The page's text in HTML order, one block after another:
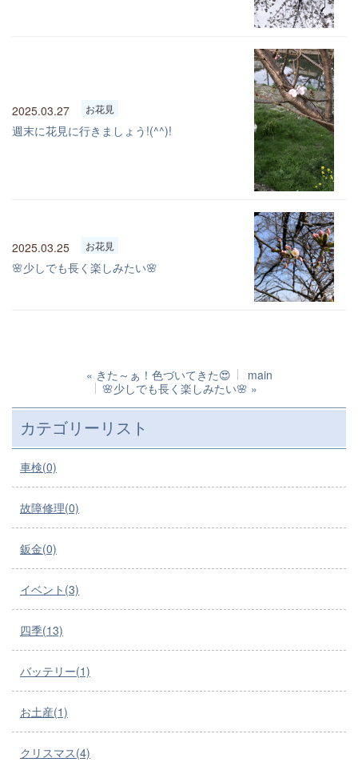
2025.03.27 お花見
週末に花見に行きましょう!(^^)!
2025.03.25 お花見
🌸少しでも長く楽しみたい🌸
« きた～ぁ！色づいてきた😍
main
🌸少しでも長く楽しみたい🌸 »
カテゴリーリスト
車検(0)
故障修理(0)
鈑金(0)
イベント(3)
四季(13)
バッテリー(1)
お土産(1)
クリスマス(4)